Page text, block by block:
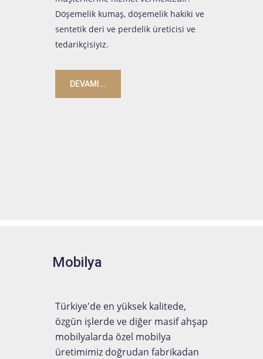
Döşemelik kumaş, döşemelik hakiki ve
sentetik deri ve perdelik üreticisi ve
tedarikçisiyiz.
DEVAMI...
Mobilya
Türkiye'de en yüksek kalitede,
özgün işlerde ve diğer masif ahşap
mobilyalarda özel mobilya
üretimimiz doğrudan fabrikadan